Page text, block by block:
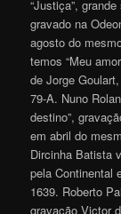
“Justiça”,
gravado na
agosto do
temos “Meu
de Jorge
79-A. Nuno
destino”,
em abril do
Dircinha Batista
pela Continental
1639. Roberto
gravação Victor